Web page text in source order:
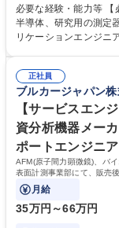
たします。 【詳細】 ・装置納入 ・使用、操作方法の教育※アプリケーシ
ョンエンジニア的な役
ンス ・保守契約や装置アッ
必要な経験・能力等 【
半導体、研究用の測定
リケーションエンジニアとしての経験 【歓
正社員
ブルカージャパン
【サービスエン
資分析機器メー
ポートエンジニア
AFM(原子間力顕微鏡)、バ
表面計測事業部にて、販売
方大歓迎です。
月給
35万円～66万円